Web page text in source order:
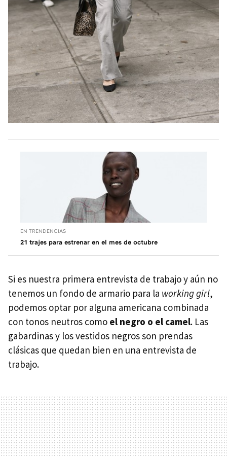
EN TRENDENCIAS
21 trajes para estrenar en el mes de octubre
Si es nuestra primera entrevista de trabajo y aún no
tenemos un fondo de armario para la working girl,
podemos optar por alguna americana combinada
con tonos neutros como el negro o el camel. Las
gabardinas y los vestidos negros son prendas
clásicas que quedan bien en una entrevista de
trabajo.